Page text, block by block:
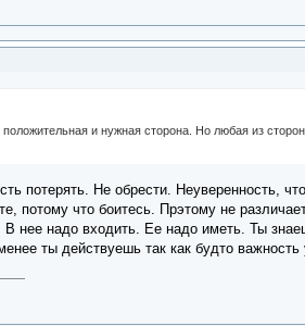
и нужная сторона. Но любая из
потерять. Не обрести. Неуверенность,
потому что боитесь. Прэтому не
надо входить. Ее надо иметь. Ты
ты действуешь так как будто